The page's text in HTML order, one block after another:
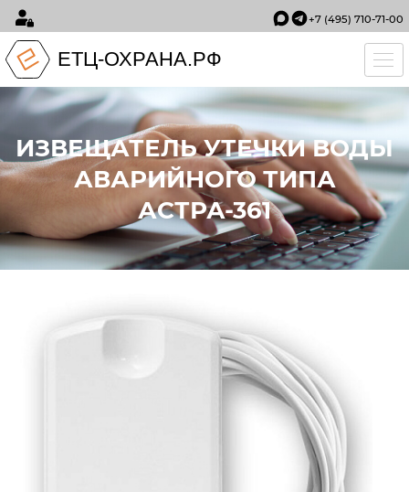
+7 (495) 710-71-00
ЕТЦ-ОХРАНА.РФ
ИЗВЕЩАТЕЛЬ УТЕЧКИ ВОДЫ
АВАРИЙНОГО ТИПА
АСТРА-361